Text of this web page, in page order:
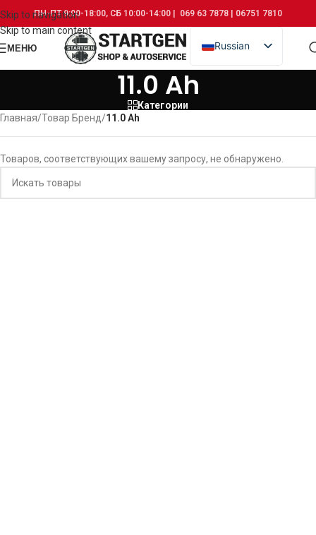
Skip to navigation
Skip to main content
ПН-ПТ 9:00-18:00, СБ 10:00-14:00 | 069 63 7878 | 06751 7810
МЕНЮ
Russian
Romanian
11.0 Ah
Категории
Главная/Товар Бренд/11.0 Ah
Товаров, соответствующих вашему запросу, не обнаружено.